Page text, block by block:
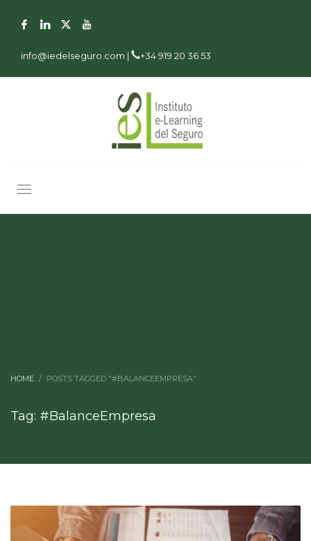
info@iedelseguro.com | +34 919 20 36 53
HOME POSTS TAGGED "#BALANCEEMPRESA"
Tag: #BalanceEmpresa